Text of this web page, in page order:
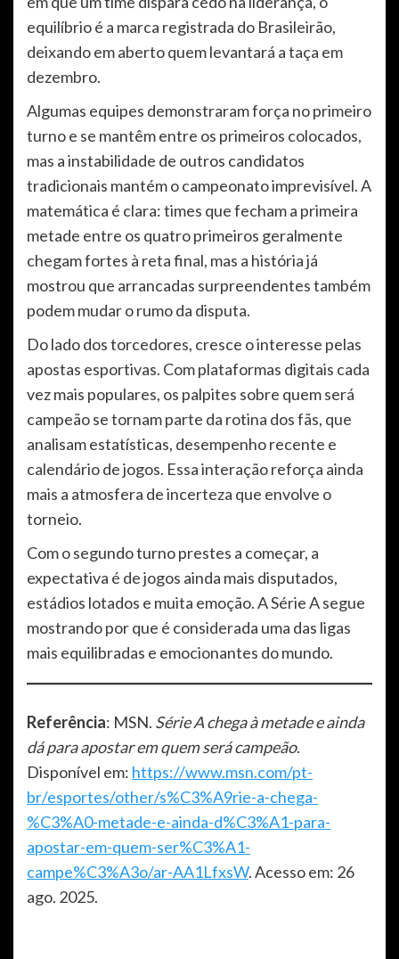
equilíbrio é a marca registrada do Brasileirão,
deixando em aberto quem levantará a taça em
dezembro.
Algumas equipes demonstraram força no primeiro
turno e se mantêm entre os primeiros colocados,
mas a instabilidade de outros candidatos
tradicionais mantém o campeonato imprevisível. A
matemática é clara: times que fecham a primeira
metade entre os quatro primeiros geralmente
chegam fortes à reta final, mas a história já
mostrou que arrancadas surpreendentes também
podem mudar o rumo da disputa.
Do lado dos torcedores, cresce o interesse pelas
apostas esportivas. Com plataformas digitais cada
vez mais populares, os palpites sobre quem será
campeão se tornam parte da rotina dos fãs, que
analisam estatísticas, desempenho recente e
calendário de jogos. Essa interação reforça ainda
mais a atmosfera de incerteza que envolve o
torneio.
Com o segundo turno prestes a começar, a
expectativa é de jogos ainda mais disputados,
estádios lotados e muita emoção. A Série A segue
mostrando por que é considerada uma das ligas
mais equilibradas e emocionantes do mundo.
Referência: MSN. Série A chega à metade e ainda
dá para apostar em quem será campeão.
Disponível em: https://www.msn.com/pt-
br/esportes/other/s%C3%A9rie-a-chega-
%C3%A0-metade-e-ainda-d%C3%A1-para-
apostar-em-quem-ser%C3%A1-
campe%C3%A3o/ar-AA1LfxsW. Acesso em: 26
ago. 2025.